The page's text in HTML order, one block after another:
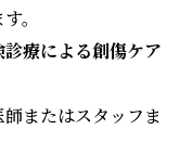
。
診療による創傷ケア
またはスタッフま